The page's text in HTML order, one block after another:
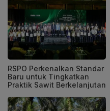
RSPO Perkenalkan Standar
Baru untuk Tingkatkan
Praktik Sawit Berkelanjutan